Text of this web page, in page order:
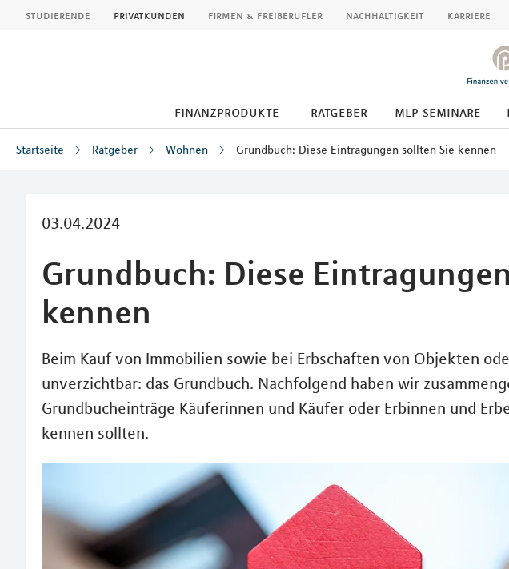
studierende privatkunden firmen & freiberufler nachhaltigkeit karriere
finanzprodukte ratgeber mlp seminare
Startseite Ratgeber Wohnen Grundbuch: Diese Eintragungen sollten Sie kennen
03.04.2024
Grundbuch: Diese
kennen
Beim Kauf von Immobilien sowie bei Erbschaften von Objekten
unverzichtbar: das Grundbuch. Nachfolgend haben wir
Grundbucheinträge Käuferinnen und Käufer oder Erbinnen und
kennen sollten.